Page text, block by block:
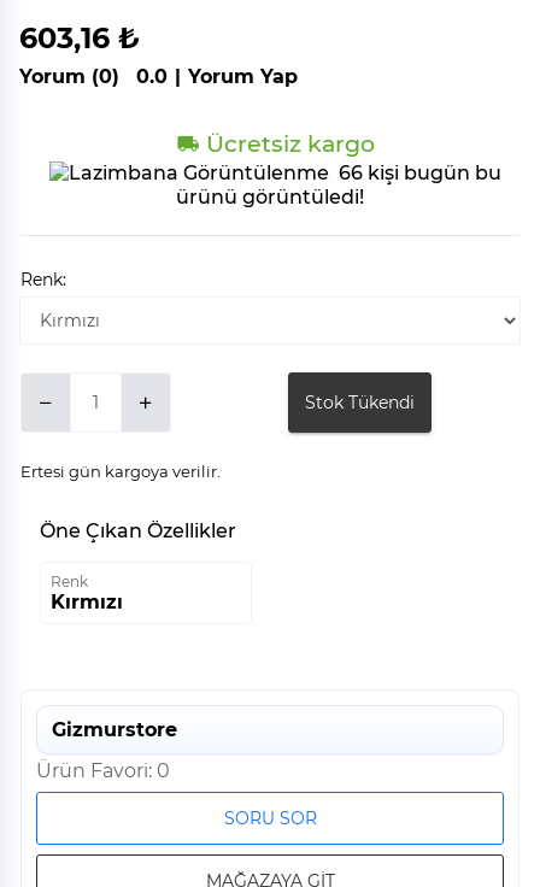
603,16 ₺
Yorum (0) 0.0 | Yorum Yap
Ücretsiz kargo
66 kişi bugün bu
ürünü görüntüledi!
Renk:
Stok Tükendi
Ertesi gün kargoya verilir.
Öne Çıkan Özellikler
Renk
Kırmızı
Gizmurstore
Ürün Favori: 0
SORU SOR
MAĞAZAYA GİT